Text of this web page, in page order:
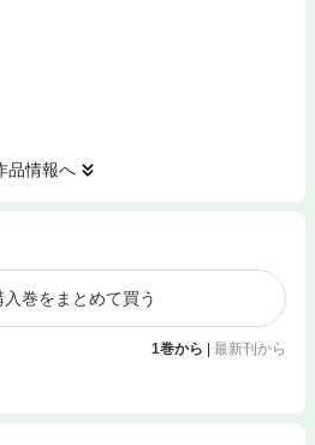
品情報へ
入巻をまとめて買う
1巻から 最新刊から